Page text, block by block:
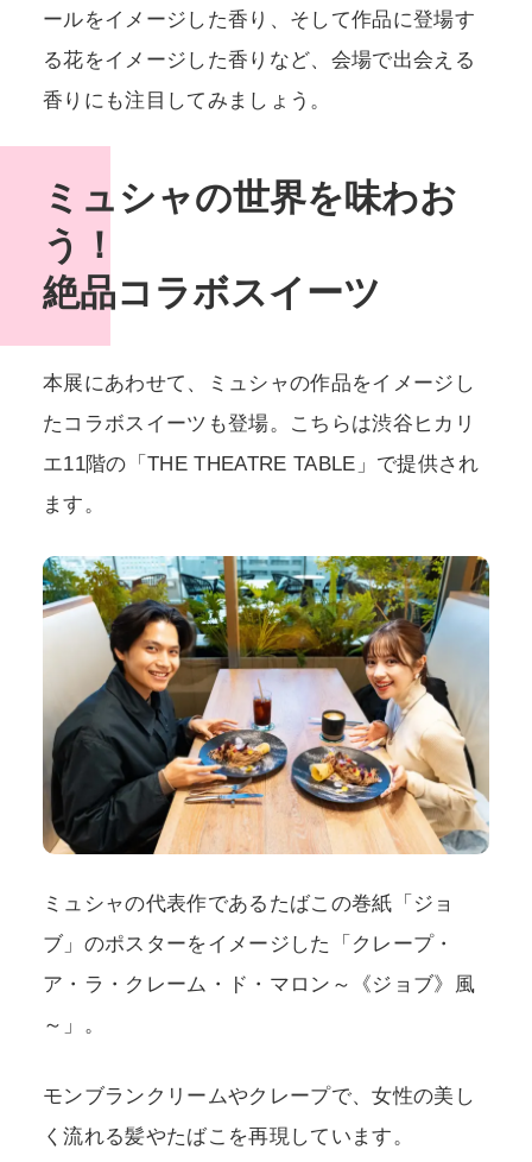
ールをイメージした香り、そして作品に登場す
る花をイメージした香りなど、会場で出会える
香りにも注目してみましょう。
ミュシャの世界を味わお
う！
絶品コラボスイーツ
本展にあわせて、ミュシャの作品をイメージし
たコラボスイーツも登場。こちらは渋谷ヒカリ
エ11階の「THE THEATRE TABLE」で提供され
ます。
ミュシャの代表作であるたばこの巻紙「ジョ
ブ」のポスターをイメージした「クレープ・
ア・ラ・クレーム・ド・マロン～《ジョブ》風
～」。
モンブランクリームやクレープで、女性の美し
く流れる髪やたばこを再現しています。